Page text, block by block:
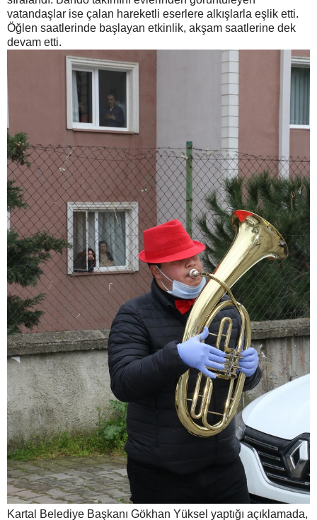
vatandaşlar ise çalan hareketli eserlere alkışlarla eşlik etti.
Öğlen saatlerinde başlayan etkinlik, akşam saatlerine dek
devam etti.
Kartal Belediye Başkanı Gökhan Yüksel yaptığı açıklamada,